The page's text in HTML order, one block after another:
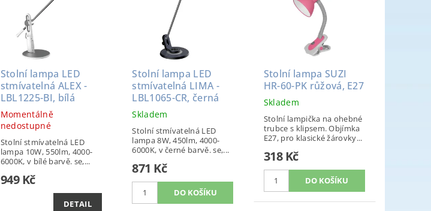
Stolní lampa LED
stmívatelná ALEX -
LBL1225-BI, bílá
Momentálně
nedostupné
Stolní stmívatelná LED
lampa 10W, 550lm, 4000-
6000K, v bílé barvě. se,...
949 Kč
DETAIL
Stolní lampa LED
stmívatelná LIMA -
LBL1065-CR, černá
Skladem
Stolní stmívatelná LED
lampa 8W, 450lm, 4000-
6000K, v černé barvě. se,...
871 Kč
Stolní lampa SUZI
HR-60-PK růžová, E27
Skladem
Stolní lampička na ohebné
trubce s klipsem. Objímka
E27, pro klasické žárovky...
318 Kč